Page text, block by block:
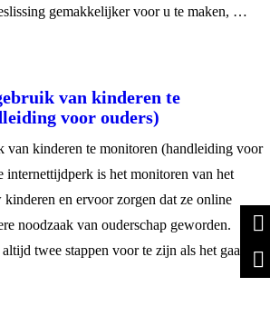
gemakkelijker voor u te maken, …
van kinderen te
voor ouders)
van kinderen te monitoren (handleiding voor
internettijdperk is het monitoren van het
en ervoor zorgen dat ze online
noodzaak van ouderschap geworden.
twee stappen voor te zijn als het gaat